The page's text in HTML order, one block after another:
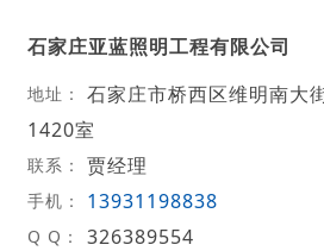
石家庄亚蓝照明工程有限公司
地址：
石家庄市桥西区维明南大
1420室
联系： 贾经理
手机： 13931198838
Q Q： 326389554